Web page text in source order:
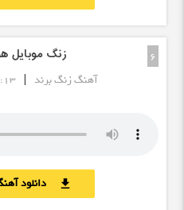
6 زنگ موبایل
آهنگ زنگ برند |
download دانلود